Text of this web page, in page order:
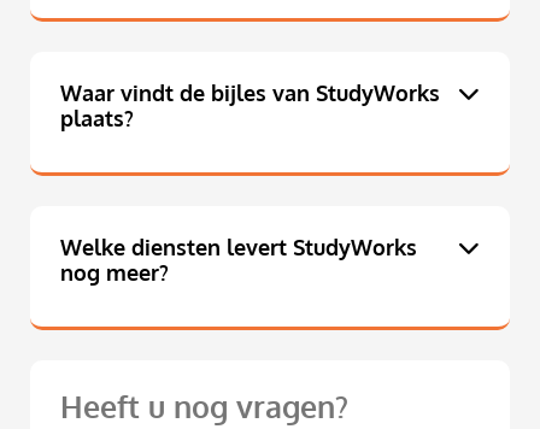
Waar vindt de bijles van StudyWorks
plaats?
Welke diensten levert StudyWorks
nog meer?
Heeft u nog vragen?